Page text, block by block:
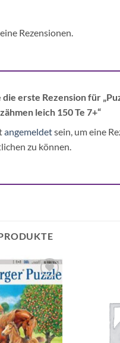
Rezensionen.
erste Rezension für
leich 150 Te 7+“
angemeldetsein, um eine
zu können.
Auf die
Wunschliste